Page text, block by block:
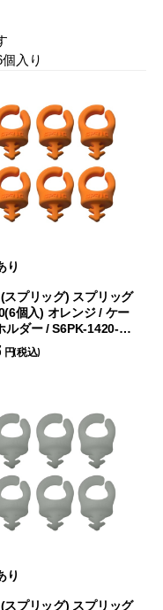
入り
り
スプリッグ) スプリッグ
個入) オレンジ / ケー
ルダー / S6PK-1420-O
ジ)
円(税込)
り
スプリッグ) スプリッグ